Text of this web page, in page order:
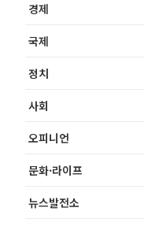
경제
국제
정치
사회
오피니언
문화·라이프
뉴스발전소